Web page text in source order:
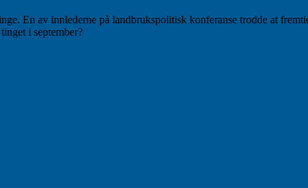
En av innlederne på landbrukspolitisk konferanse trodde at
i september?